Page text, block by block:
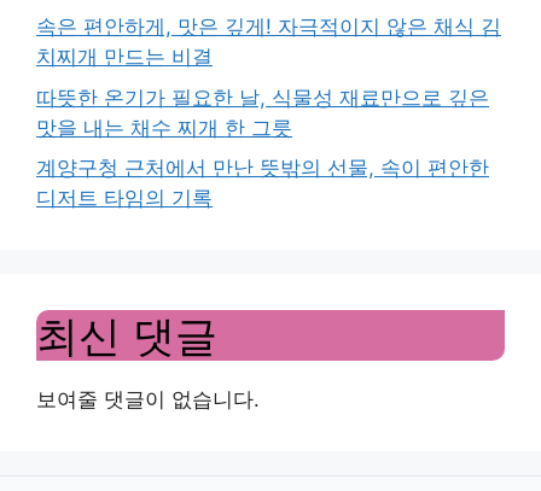
속은 편안하게, 맛은 깊게! 자극적이지 않은 채식 김
치찌개 만드는 비결
따뜻한 온기가 필요한 날, 식물성 재료만으로 깊은
맛을 내는 채수 찌개 한 그릇
계양구청 근처에서 만난 뜻밖의 선물, 속이 편안한
디저트 타임의 기록
최신 댓글
보여줄 댓글이 없습니다.